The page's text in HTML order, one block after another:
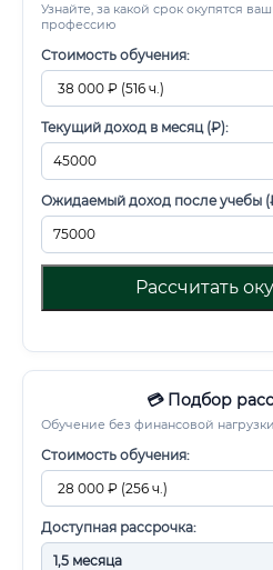
Узнайте, за какой срок окупятся
профессию
Стоимость обучения:
Текущий доход в месяц (₽):
Ожидаемый доход после учебы
Рассчитать
💳 Подбор
Обучение без финансовой
Стоимость обучения:
Доступная рассрочка: